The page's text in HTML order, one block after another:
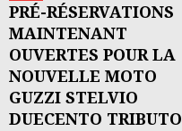
PRÉ-RÉSERVATIONS
MAINTENANT
OUVERTES POUR LA
NOUVELLE MOTO
GUZZI STELVIO
DUECENTO TRIBUTO